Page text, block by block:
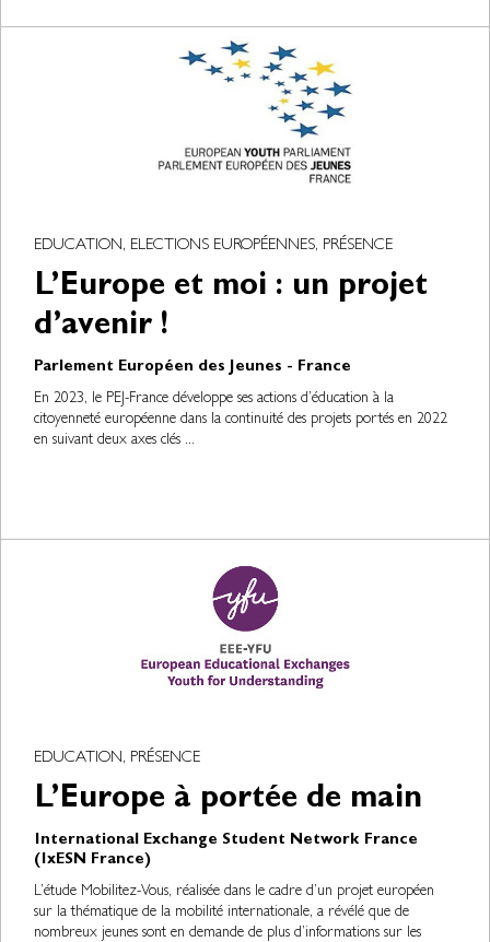
EDUCATION, ELECTIONS EUROPÉENNES, PRÉSENCE
L’Europe et moi : un projet
d’avenir !
Parlement Européen des Jeunes - France
En 2023, le PEJ-France développe ses actions d’éducation à la
citoyenneté européenne dans la continuité des projets portés en 2022
en suivant deux axes clés ...
EDUCATION, PRÉSENCE
L’Europe à portée de main
International Exchange Student Network France
(IxESN France)
L’étude Mobilitez-Vous, réalisée dans le cadre d’un projet européen
sur la thématique de la mobilité internationale, a révélé que de
nombreux jeunes sont en demande de plus d’informations sur les